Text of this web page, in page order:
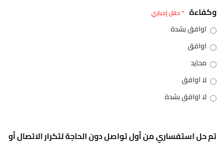
وكفاءة * حقل إجباري
اوافق بشدة
اوافق
محايد
لا اوافق
لا اوافق بشدة
تم حل استفساري من أول تواصل دون الحاجة لتكرار الاتصال أو